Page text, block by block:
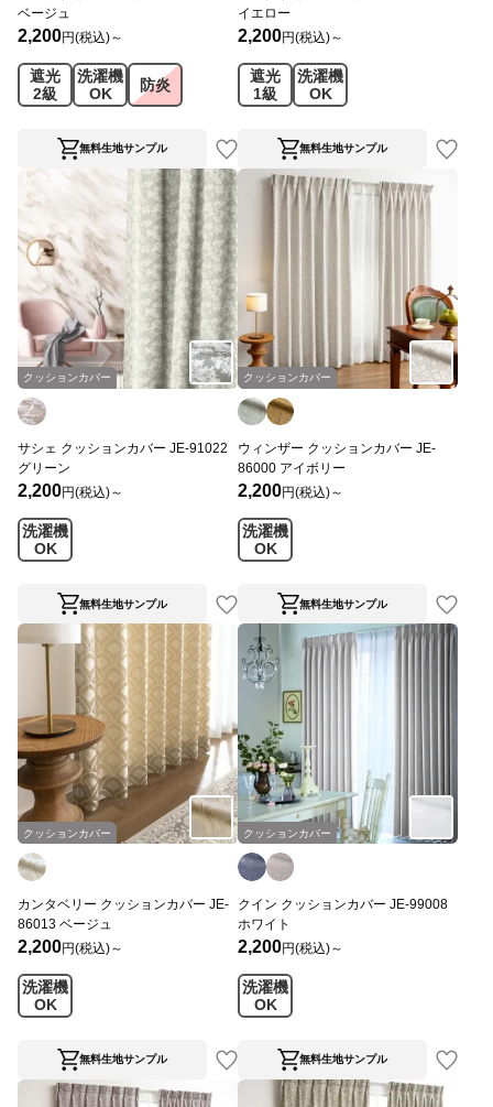
ベージュ
2,200円(税込)～
遮光
2級
洗濯機
OK
防炎
無料生地サンプル
イエロー
2,200円(税込)～
遮光
1級
洗濯機
OK
無料生地サンプル
クッションカバー
サシェ クッションカバー JE-91022
グリーン
2,200円(税込)～
洗濯機
OK
無料生地サンプル
クッションカバー
ウィンザー クッションカバー JE-
86000 アイボリー
2,200円(税込)～
洗濯機
OK
無料生地サンプル
クッションカバー
カンタベリー クッションカバー JE-
86013 ベージュ
2,200円(税込)～
洗濯機
OK
無料生地サンプル
クッションカバー
クイン クッションカバー JE-99008
ホワイト
2,200円(税込)～
洗濯機
OK
無料生地サンプル